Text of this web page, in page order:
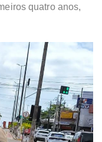
quatro anos,